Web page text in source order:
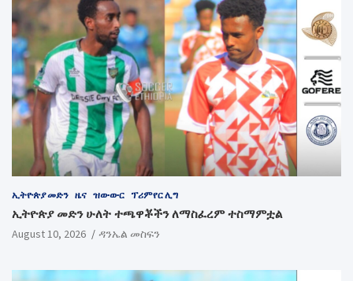
ኢትዮጵያ መድን ዜና ዝውውር ፕሪምየር ሊግ
ኢትዮጵያ መድን ሁለት ተጫዋቾችን ለማስፈረም ተስማምቷል
August 10, 2026 ዳንኤል መስፍን